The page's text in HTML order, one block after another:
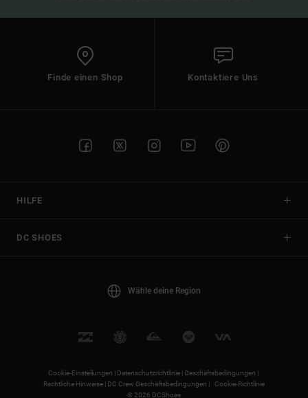
Finde einen Shop Kontaktiere Uns
HILFE
DC SHOES
Wähle deine Region
Cookie-Einstellungen | Datenschutzrichtlinie |Geschäftsbedingungen |
Rechtliche Hinweise | DC Crew Geschäftsbedingungen |
Cookie-Richtlinie
© 2026 DCShoes